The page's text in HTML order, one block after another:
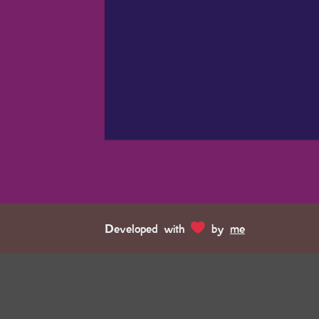
Developed with by me